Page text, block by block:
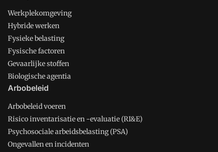
Werkplekomgeving
Hybride werken
Fysieke belasting
Fysische factoren
Gevaarlijke stoffen
Biologische agentia
Arbobeleid
Arbobeleid voeren
Risico inventarisatie en -evaluatie (RI&E)
Psychosociale arbeidsbelasting (PSA)
Ongevallen en incidenten